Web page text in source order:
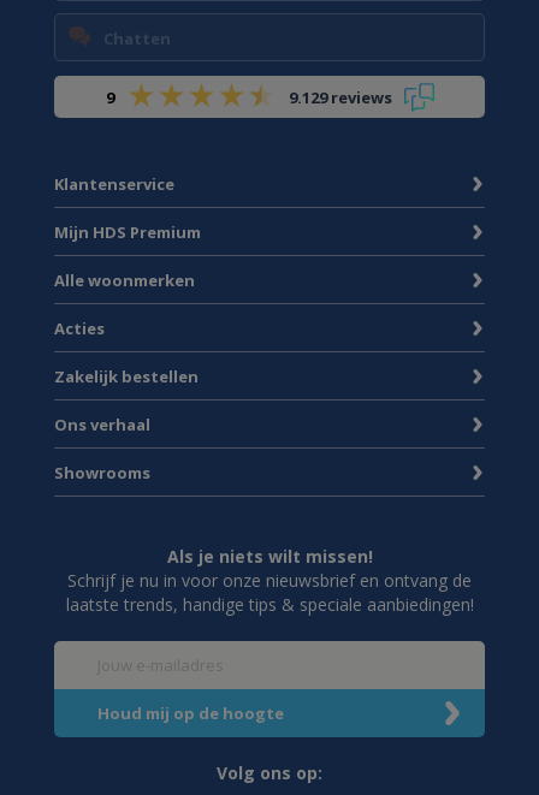
Chatten
9 9.129 reviews
Klantenservice
Mijn HDS Premium
Alle woonmerken
Acties
Zakelijk bestellen
Ons verhaal
Showrooms
Als je niets wilt missen!
Schrijf je nu in voor onze nieuwsbrief en ontvang de
laatste trends, handige tips & speciale aanbiedingen!
Volg ons op: